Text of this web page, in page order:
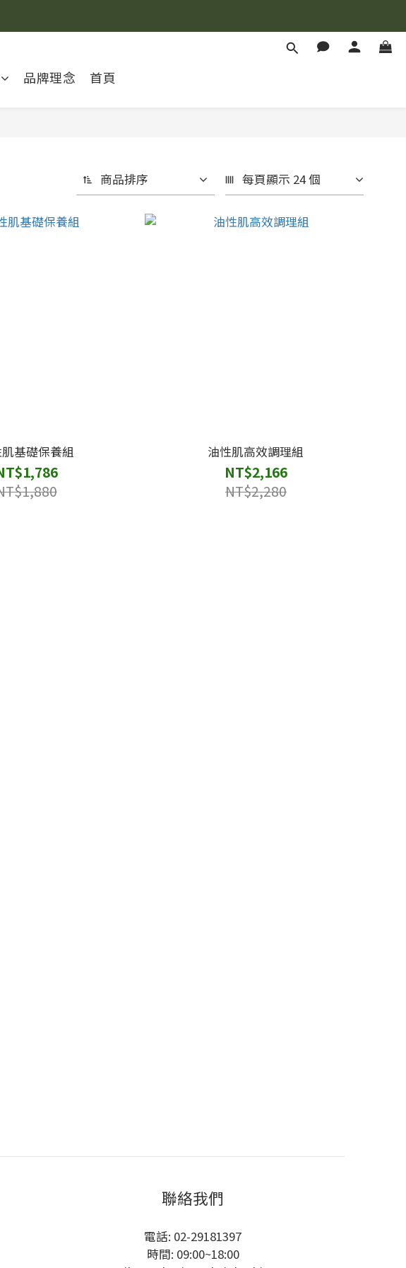
品牌理念 首頁
商品排序 每頁顯示 24 個
基礎保養組 油性肌高效調理組
NT$2,166
NT$2,280
聯絡我們
電話: 02-29181397
時間: 09:00~18:00